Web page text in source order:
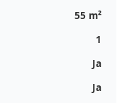
55 m²
1
Ja
Ja